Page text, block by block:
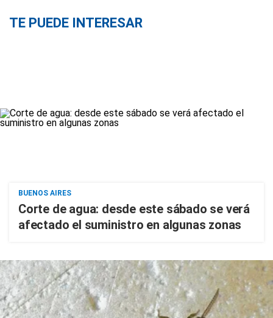
TE PUEDE INTERESAR
BUENOS AIRES
Corte de agua: desde este sábado se verá
afectado el suministro en algunas zonas